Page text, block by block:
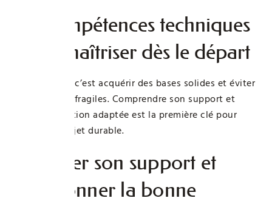
Les compétences techniques
clés à maîtriser dès le départ
Bien débuter, c’est acquérir des bases solides et éviter
les montages fragiles. Comprendre son support et
choisir la fixation adaptée est la première clé pour
réussir un projet durable.
Identifier son support et
sélectionner la bonne